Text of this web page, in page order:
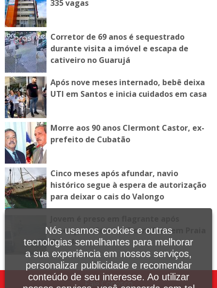
335 vagas
Corretor de 69 anos é sequestrado
durante visita a imóvel e escapa de
cativeiro no Guarujá
Após nove meses internado, bebê deixa
UTI em Santos e inicia cuidados em casa
Morre aos 90 anos Clermont Castor, ex-
prefeito de Cubatão
Cinco meses após afundar, navio
histórico segue à espera de autorização
para deixar o cais do Valongo
ameaçar mãe e irmã com faca em Praia
Grande
Fale Conosco
Nós usamos cookies e outras
tecnologias semelhantes para melhorar
a sua experiência em nossos serviços,
personalizar publicidade e recomendar
conteúdo de seu interesse. Ao utilizar